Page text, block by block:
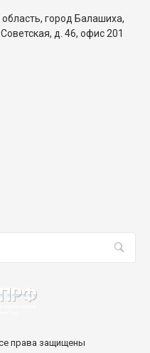
город Балашиха,
д. 46, офис 201
права защищены